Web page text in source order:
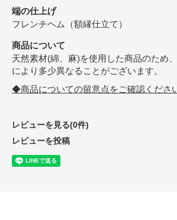
端の仕上げ
フレンチヘム（額縁仕立て）
商品について
天然素材(綿、麻)を使用した商品のため
により多少異なることがございます。
◆商品についての留意点をご確認くださ
レビューを見る(0件)
レビューを投稿